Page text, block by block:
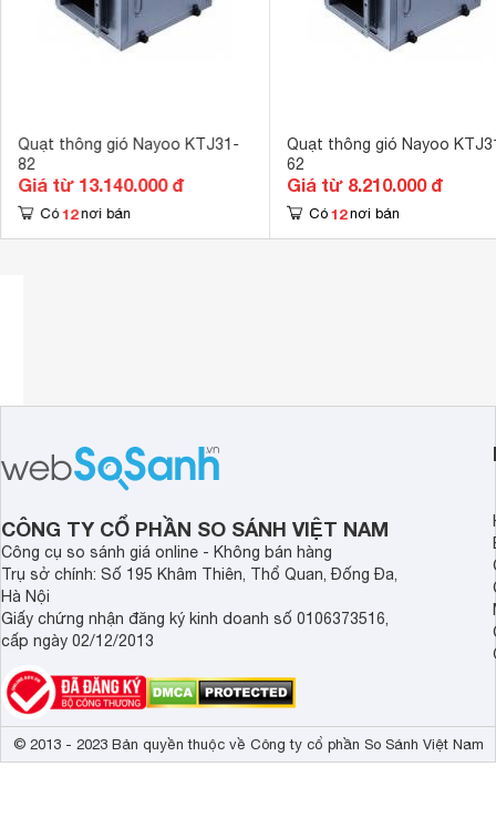
Quạt thông gió Nayoo KTJ31-
82
Giá từ 13.140.000 đ
Có 12 nơi bán
Quạt thông gió Nayoo
62
Giá từ 8.210.000 đ
Có 12 nơi bán
CÔNG TY CỔ PHẦN SO SÁNH VIỆT NAM
Công cụ so sánh giá online - Không bán hàng
Trụ sở chính: Số 195 Khâm Thiên, Thổ Quan, Đống Đa,
Hà Nội
Giấy chứng nhận đăng ký kinh doanh số 0106373516,
cấp ngày 02/12/2013
© 2013 - 2023 Bản quyền thuộc về Công ty cổ phần So Sánh Việt Nam